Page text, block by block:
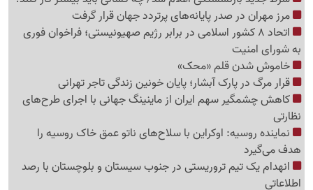
مرز مهران در صدر پایانه‌های پرتردد جهان قرار گرفت
اتحاد 8 کشور اسلامی در برابر رژیم صهیونیستی؛ فراخوان فوری
به شورای امنیت
خاموش شدن قلم «محک»
قرار مرگ در پارک آبشار؛ پایان خونین زندگی تاجر تهرانی
کاهش چشمگیر سهم ایران از ماینینگ جهانی با اجرای طرح‌های
نظارتی
نماینده روسیه: اوکراین با سلاح‌های ناتو عمق خاک روسیه را
هدف می‌گیرد
انهدام یک تیم تروریستی در جنوب سیستان و بلوچستان با رصد
اطلاعاتی